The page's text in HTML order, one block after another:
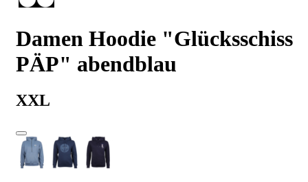
Damen Hoodie "Glücksschiss
PÄP" abendblau
XXL